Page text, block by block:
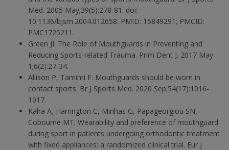
Med. 2005 May;39(5):278-81. doi:
10.1136/bjsm.2004.012658. PMID: 15849291; PMCID:
PMC1725211.
Green JI. The Role of Mouthguards in Preventing and
Reducing Sports-related Trauma. Prim Dent J. 2017 May
1;6(2):27-34.
Allison P, Tamimi F. Mouthguards should be worn in
contact sports. Br J Sports Med. 2020 Sep;54(17):1016-
1017.
Kalra A, Harrington C, Minhas G, Papageorgiou SN,
Cobourne MT. Wearability and preference of mouthguard
during sport in patients undergoing orthodontic treatment
with fixed appliances: a randomized clinical trial. Eur J